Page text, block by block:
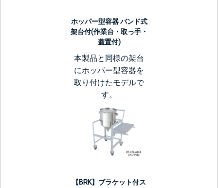
ホッパー型容器 バンド式
架台付(作業台・取っ手・
蓋置付)
本製品と同様の架台
にホッパー型容器を
取り付けたモデルで
す。
【BRK】ブラケット付ス